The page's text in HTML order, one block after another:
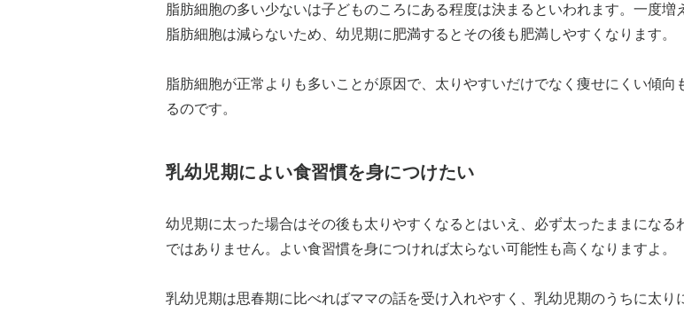
脂肪細胞の多い少ないは子どものころにある程度は決まるといわれます。一度増
脂肪細胞は減らないため、幼児期に肥満するとその後も肥満しやすくなります。
脂肪細胞が正常よりも多いことが原因で、太りやすいだけでなく痩せにくい傾向
るのです。
乳幼児期によい食習慣を身につけたい
幼児期に太った場合はその後も太りやすくなるとはいえ、必ず太ったままになる
ではありません。よい食習慣を身につければ太らない可能性も高くなりますよ。
乳幼児期は思春期に比べればママの話を受け入れやすく、乳幼児期のうちに太り